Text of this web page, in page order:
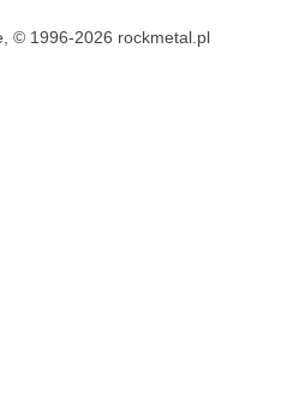
© 1996-2026 rockmetal.pl